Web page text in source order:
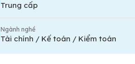
Trung cấp
Ngành nghề
Tài chính / Kế toán / Kiểm toán